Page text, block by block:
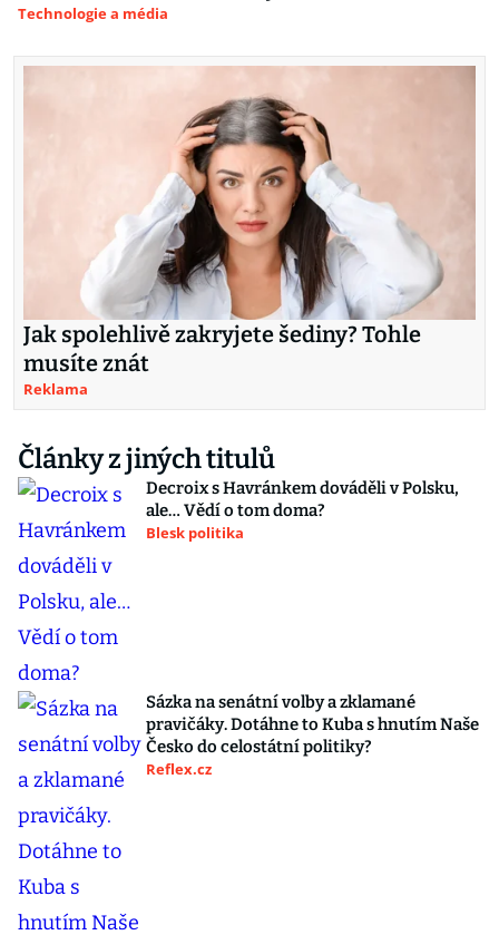
Technologie a média
Jak spolehlivě zakryjete šediny? Tohle
musíte znát
Reklama
Články z jiných titulů
Decroix s Havránkem dováděli v Polsku,
ale… Vědí o tom doma?
Blesk politika
Sázka na senátní volby a zklamané
pravičáky. Dotáhne to Kuba s hnutím Naše
Česko do celostátní politiky?
Reflex.cz